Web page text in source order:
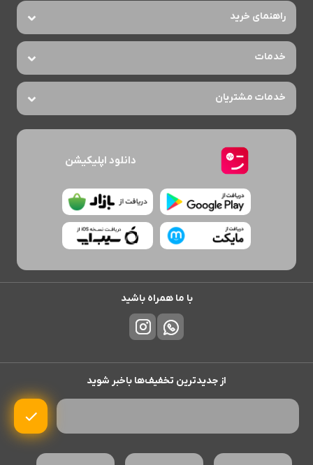
راهنمای خرید
خدمات
خدمات مشتریان
دانلود اپلیکیشن
با ما همراه باشید
از جدیدترین تخفیف‌ها باخبر شوید